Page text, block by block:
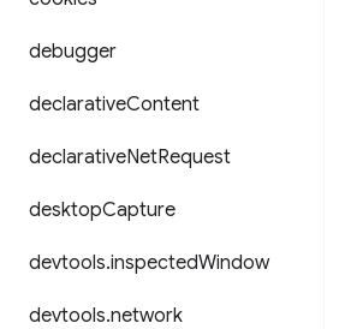
debugger
declarativeContent
declarativeNetRequest
desktopCapture
devtools.inspectedWindow
devtools.network